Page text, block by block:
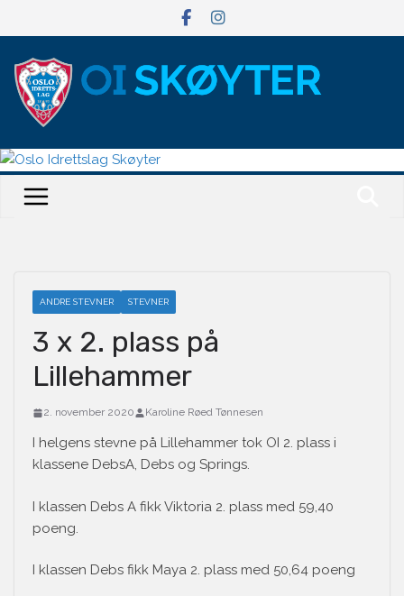
ANDRE STEVNER STEVNER
3 x 2. plass på
Lillehammer
2. november 2020 Karoline Røed Tønnesen
I helgens stevne på Lillehammer tok OI 2. plass i
klassene DebsA, Debs og Springs.
I klassen Debs A fikk Viktoria 2. plass med 59,40
poeng.
I klassen Debs fikk Maya 2. plass med 50,64 poeng